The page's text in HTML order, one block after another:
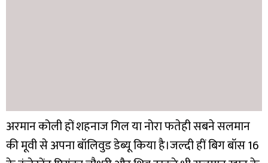
अरमान कोली हों शहनाज गिल या नोरा फतेही सबने सलमान
की मूवी से अपना बॉलिवुड डेब्यू किया है।जल्दी हीं बिग बॉस 16